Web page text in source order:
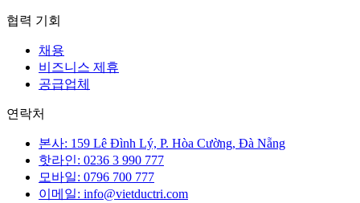
협력 기회
채용
비즈니스 제휴
공급업체
연락처
본사: 159 Lê Đình Lý, P. Hòa Cường, Đà Nẵng
핫라인: 0236 3 990 777
모바일: 0796 700 777
이메일: info@vietductri.com